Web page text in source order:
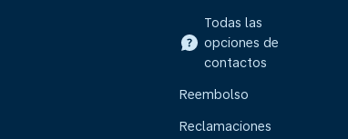
Todas las
opciones de
contactos
Reembolso
Reclamaciones